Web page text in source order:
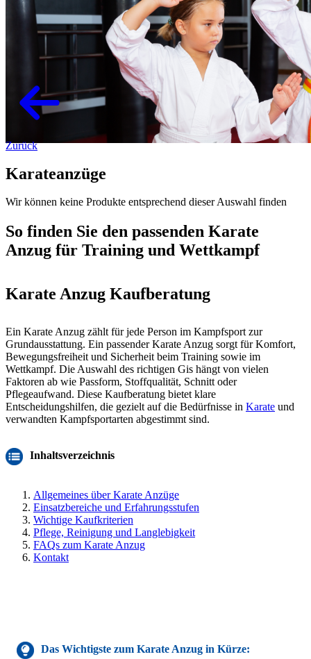
Zurück
Karateanzüge
Wir können keine Produkte entsprechend dieser Auswahl finden
So finden Sie den passenden Karate
Anzug für Training und Wettkampf
Karate Anzug Kaufberatung
Ein Karate Anzug zählt für jede Person im Kampfsport zur
Grundausstattung. Ein passender Karate Anzug sorgt für Komfort,
Bewegungsfreiheit und Sicherheit beim Training sowie im
Wettkampf. Die Auswahl des richtigen Gis hängt von vielen
Faktoren ab wie Passform, Stoffqualität, Schnitt oder
Pflegeaufwand. Diese Kaufberatung bietet klare
Entscheidungshilfen, die gezielt auf die Bedürfnisse in Karate und
verwandten Kampfsportarten abgestimmt sind.
Inhaltsverzeichnis
Allgemeines über Karate Anzüge
Einsatzbereiche und Erfahrungsstufen
Wichtige Kaufkriterien
Pflege, Reinigung und Langlebigkeit
FAQs zum Karate Anzug
Kontakt
Das Wichtigste zum Karate Anzug in Kürze: